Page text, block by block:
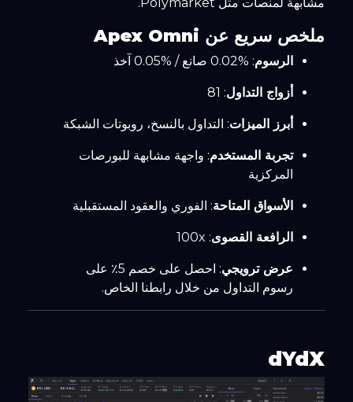
ملخص سريع عن Apex Omni
الرسوم: %0.02 صانع / %0.05 آخذ
أزواج التداول: 81
أبرز الميزات: التداول بالنسخ، روبوتات الشبكة
تجربة المستخدم: واجهة مشابهة للبورصات
المركزية
الأسواق المتاحة: الفوري والعقود المستقبلية
الرافعة القصوى: 100x
عرض ترويجي
: احصل على خصم 5٪ على
رسوم التداول من خلال رابطنا الخاص.
dYdX